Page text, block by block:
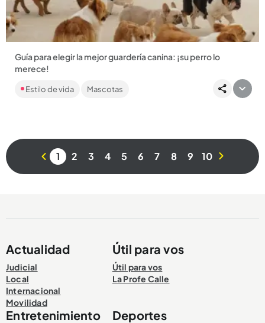
Compartir Noticia
Guía para elegir la mejor guardería canina: ¡su perro lo
merece!
El cuidado de su mejor amigo de cuatro patas es cosa seria,
sobre todo en su ausencia. ¡Elija bien!...
Estilo de vida Mascotas
1 2 3 4 5 6 7 8 9 10
Actualidad
Judicial
Local
Internacional
Movilidad
Útil para vos
Útil para vos
La Profe Calle
Entretenimiento Deportes